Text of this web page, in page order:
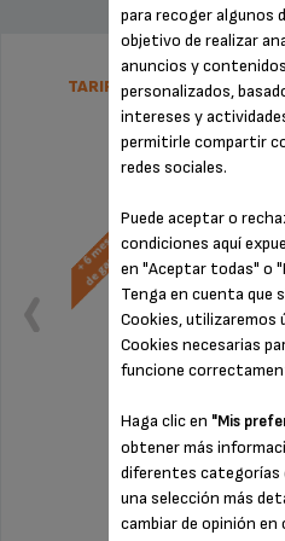
TARIFA PLANA DE
¡Extensión de la
para recoger algunos
objetivo de realizar
anuncios y
personalizados,
intereses y
permitirle compartir
redes sociales.
Puede aceptar o
condiciones aquí
en "Aceptar todas" o
Tenga en cuenta que
Cookies, utilizaremos
Cookies necesarias
funcione
Haga clic en "Mis
obtener más
diferentes categorías
una selección más
cambiar de opinión en